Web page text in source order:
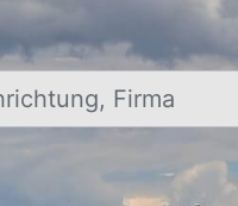
Firma